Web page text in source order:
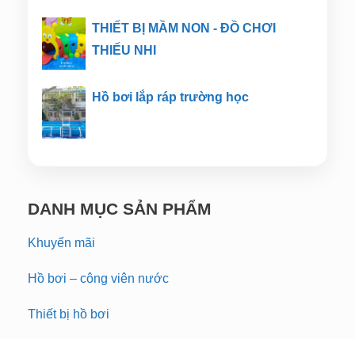
THIẾT BỊ MẦM NON - ĐỒ CHƠI
THIẾU NHI
Hồ bơi lắp ráp trường học
DANH MỤC SẢN PHẨM
Khuyến mãi
Hồ bơi – công viên nước
Thiết bị hồ bơi